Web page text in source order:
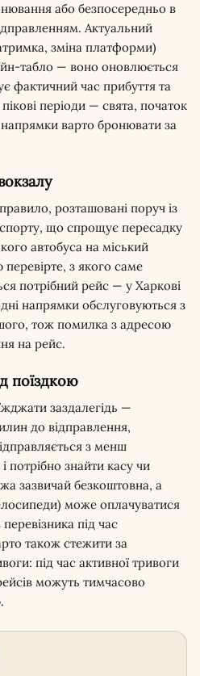
або безпосередньо в
Актуальний
зміна платформи)
табло — воно оновлюється
фактичний час прибуття та
періоди — свята, початок
напрямки варто бронювати за
розташовані поруч із
що спрощує пересадку
автобуса на міський
з якого саме
потрібний рейс — у Харкові
напрямки обслуговуються з
тож помилка з адресою
на рейс.
поїздкою
заздалегідь —
до відправлення,
з менш
потрібно знайти касу чи
зазвичай безкоштовна, а
може оплачуватися
під час
також стежити за
під час активної тривоги
можуть тимчасово